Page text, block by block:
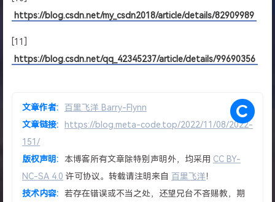
https://blog.csdn.net/my_csdn2018/article/details/82909989
[11]
https://blog.csdn.net/qq_42345237/article/details/99690356
文章作者:
百里飞洋 Barry-Flynn
文章链接:
https://blog.meta-code.top/2022/11/08/2022-
151/
版权声明:
本博客所有文章除特别声明外，均采用 CC BY-
NC-SA 4.0 许可协议。转载请注明来自 百里飞洋！
技术内容:
若存在错误或不当之处，还望兄台不吝赐教，期